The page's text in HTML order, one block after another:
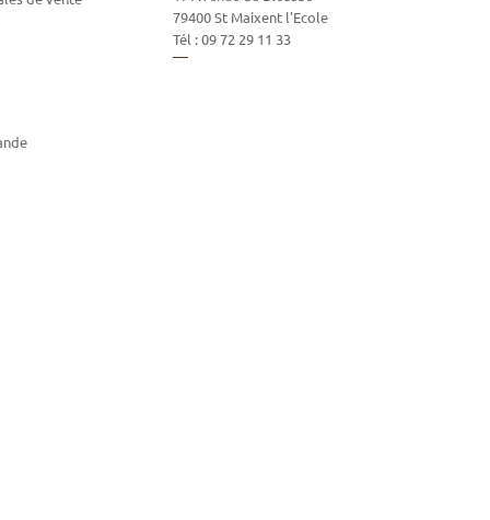
79400St Maixent l'Ecole
Tél :09 72 29 11 33